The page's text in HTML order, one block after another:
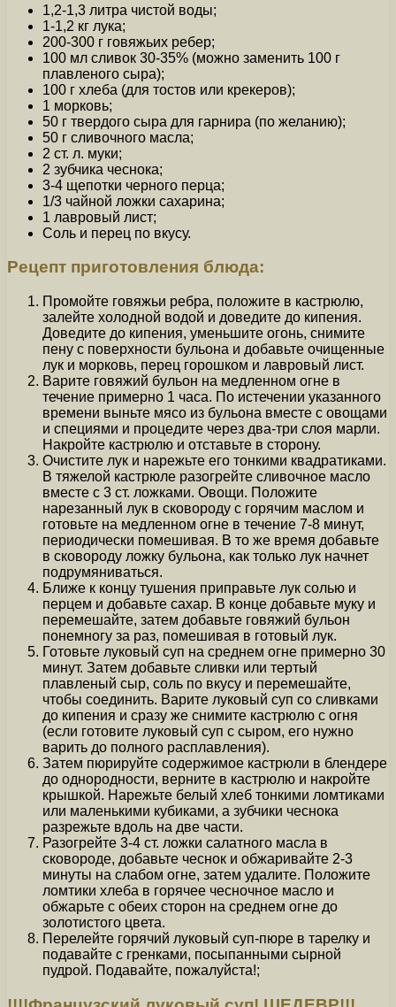
1,2-1,3 литра чистой воды;
1-1,2 кг лука;
200-300 г говяжьих ребер;
100 мл сливок 30-35% (можно заменить 100 г
плавленого сыра);
100 г хлеба (для тостов или крекеров);
1 морковь;
50 г твердого сыра для гарнира (по желанию);
50 г сливочного масла;
2 ст. л. муки;
2 зубчика чеснока;
3-4 щепотки черного перца;
1/3 чайной ложки сахарина;
1 лавровый лист;
Соль и перец по вкусу.
Рецепт приготовления блюда:
Промойте говяжьи ребра, положите в кастрюлю,
залейте холодной водой и доведите до кипения.
Доведите до кипения, уменьшите огонь, снимите
пену с поверхности бульона и добавьте очищенные
лук и морковь, перец горошком и лавровый лист.
Варите говяжий бульон на медленном огне в
течение примерно 1 часа. По истечении указанного
времени выньте мясо из бульона вместе с овощами
и специями и процедите через два-три слоя марли.
Накройте кастрюлю и отставьте в сторону.
Очистите лук и нарежьте его тонкими квадратиками.
В тяжелой кастрюле разогрейте сливочное масло
вместе с 3 ст. ложками. Овощи. Положите
нарезанный лук в сковороду с горячим маслом и
готовьте на медленном огне в течение 7-8 минут,
периодически помешивая. В то же время добавьте
в сковороду ложку бульона, как только лук начнет
подрумяниваться.
Ближе к концу тушения приправьте лук солью и
перцем и добавьте сахар. В конце добавьте муку и
перемешайте, затем добавьте говяжий бульон
понемногу за раз, помешивая в готовый лук.
Готовьте луковый суп на среднем огне примерно 30
минут. Затем добавьте сливки или тертый
плавленый сыр, соль по вкусу и перемешайте,
чтобы соединить. Варите луковый суп со сливками
до кипения и сразу же снимите кастрюлю с огня
(если готовите луковый суп с сыром, его нужно
варить до полного расплавления).
Затем пюрируйте содержимое кастрюли в блендере
до однородности, верните в кастрюлю и накройте
крышкой. Нарежьте белый хлеб тонкими ломтиками
или маленькими кубиками, а зубчики чеснока
разрежьте вдоль на две части.
Разогрейте 3-4 ст. ложки салатного масла в
сковороде, добавьте чеснок и обжаривайте 2-3
минуты на слабом огне, затем удалите. Положите
ломтики хлеба в горячее чесночное масло и
обжарьте с обеих сторон на среднем огне до
золотистого цвета.
Перелейте горячий луковый суп-пюре в тарелку и
подавайте с гренками, посыпанными сырной
пудрой. Подавайте, пожалуйста!;